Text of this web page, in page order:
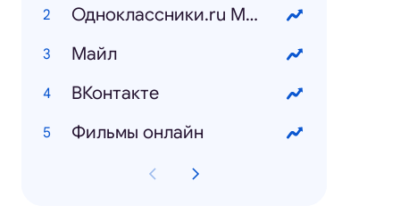
Одноклассники.ru Моя страница
Mайл
ВКонтакте
Фильмы онлайн